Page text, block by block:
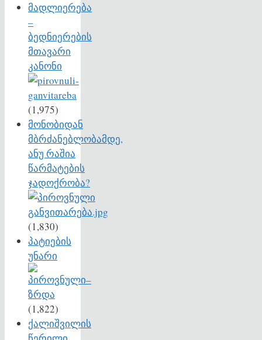
მადლიერება
–
ბედნიერების
მთავარი
კანონი
(1,975)
მონობიდან
მბრძანებლობამდე,
ანუ რაშია
წარმატების
ჯადოქრობა?
(1,830)
პატიების
უნარი
(1,822)
ქალიშვილის